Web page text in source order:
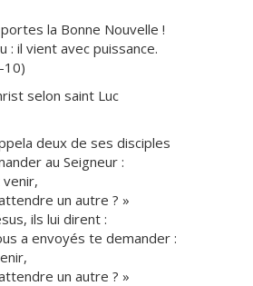
la Bonne Nouvelle !
: il vient avec puissance.
10)
selon saint Luc
deux de ses disciples
au Seigneur :
un autre ? »
ils lui dirent :
a envoyés te demander :
un autre ? »